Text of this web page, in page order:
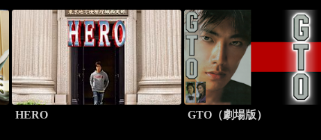
HERO GTO（劇場版）